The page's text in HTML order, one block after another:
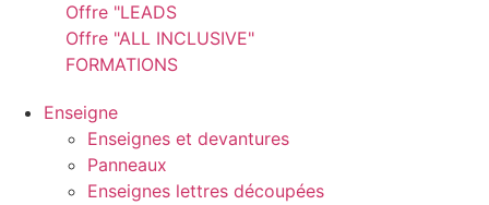
Offre "LEADS
Offre "ALL INCLUSIVE"
FORMATIONS
Enseigne
Enseignes et devantures
Panneaux
Enseignes lettres découpées